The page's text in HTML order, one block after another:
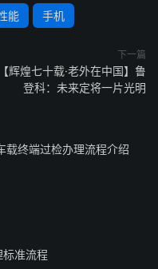
能 手机
下一篇
【辉煌七十载·老外在中国】鲁
登科：未来定将一片光明
终端过检办理流程介绍
准流程